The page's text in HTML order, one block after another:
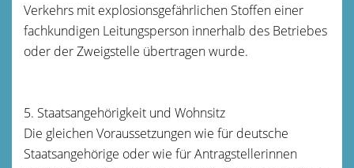
Verkehrs mit explosionsgefährlichen Stoffen einer
fachkundigen Leitungsperson innerhalb des Betriebes
oder der Zweigstelle übertragen wurde.
5. Staatsangehörigkeit und Wohnsitz
Die gleichen Voraussetzungen wie für deutsche
Staatsangehörige oder wie für Antragstellerinnen